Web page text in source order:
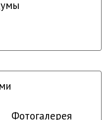
Фотогалерея